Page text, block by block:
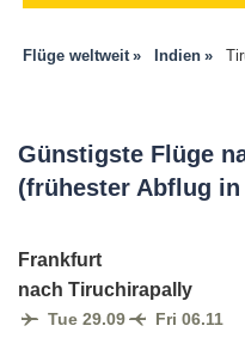
Flüge weltweit Indien
Günstigste Flüge
(frühester Abflug in
Frankfurt
nach Tiruchirapally
Tue 29.09 Fri 06.11